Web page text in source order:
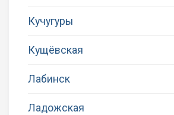
Кучугуры
Кущёвская
Лабинск
Ладожская